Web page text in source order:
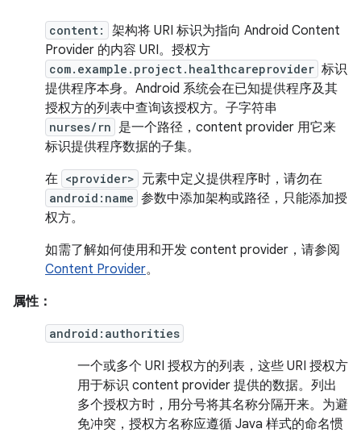
content:
架构将 URI 标识为指向 Android Content
Provider 的内容 URI。 授权方
com.example.project.healthcareprovider 标识
提供程序本身。Android 系统会在已知提供程序及其
授权方的列表中查询该授权方。子字符串
nurses/rn 是一个路径，content provider 用它来
标识提供程序数据的子集。
在 <provider> 元素中定义提供程序时，请勿在
android:name 参数中添加架构或路径，只能添加授
权方。
如需了解如何使用和开发 content provider，请参阅
Content Provider。
属性：
android:authorities
一个或多个 URI 授权方的列表，这些 URI 授权方
用于标识 content provider 提供的数据。列出
多个授权方时，用分号将其名称分隔开来。为避
免冲突，授权方名称应遵循 Java 样式的命名惯